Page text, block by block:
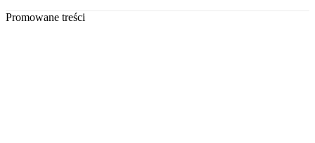
Promowane treści